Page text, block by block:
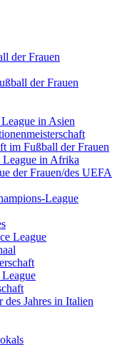
der Frauen
der Frauen
in Asien
im Fußball der Frauen
in Afrika
der Frauen/des UEFA
League
League
Jahres in Italien